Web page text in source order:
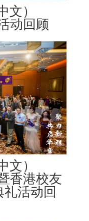
）
动回顾
）
香港校友
活动回